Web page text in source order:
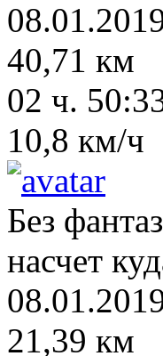
40,71 км
02 ч.
10,8 км/ч
Без
насчет
21,39 км